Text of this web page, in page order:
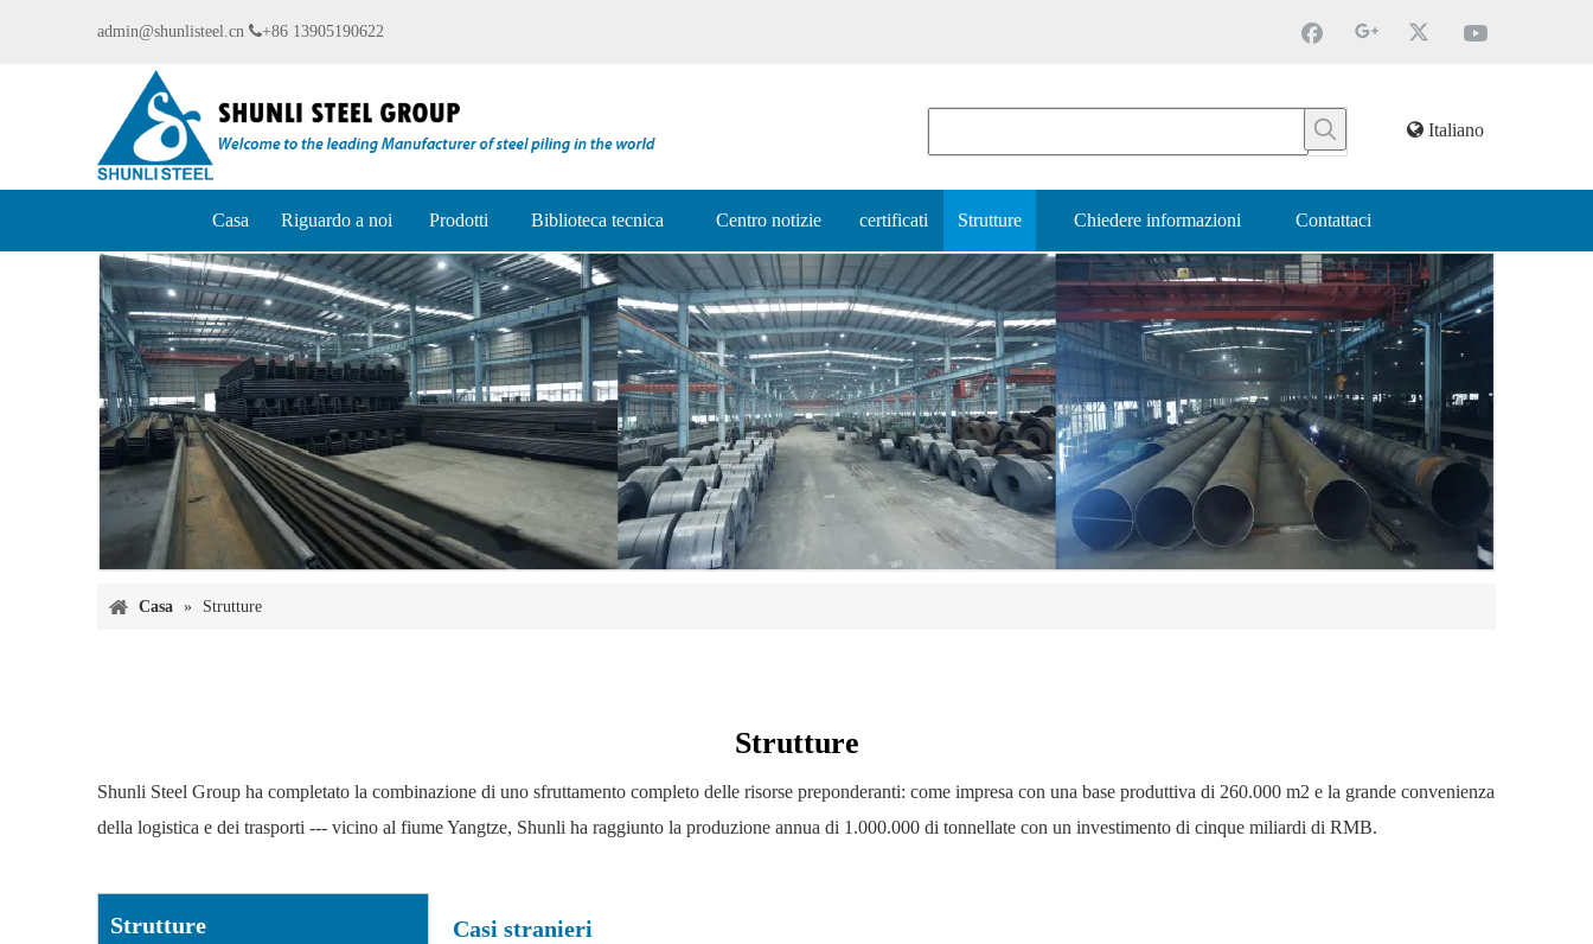
admin@shunlisteel.cn +86 13905190622
Italiano
Casa Riguardo a noi Prodotti Biblioteca tecnica Centro notizie certificati Strutture Chiedere informazioni Contattaci
Casa » Strutture
Strutture
Shunli Steel Group ha completato la combinazione di uno sfruttamento completo delle risorse preponderanti: come impresa con una base produttiva di 260.000 m2 e la grande convenienza
della logistica e dei trasporti --- vicino al fiume Yangtze, Shunli ha raggiunto la produzione annua di 1.000.000 di tonnellate con un investimento di cinque miliardi di RMB.
Strutture Casi stranieri